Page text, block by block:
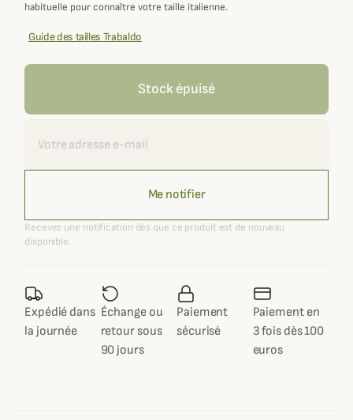
habituelle pour connaître votre taille italienne.
Guide des tailles Trabaldo
Stock épuisé
Me notifier
Recevez une notification dès que ce produit est de nouveau
disponible.
Expédié dans
la journée
Échange ou
retour sous
90 jours
Paiement
sécurisé
Paiement en
3 fois dès 100
euros